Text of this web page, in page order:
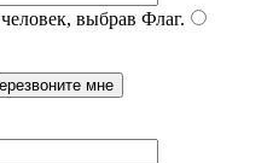
выбрав Флаг.